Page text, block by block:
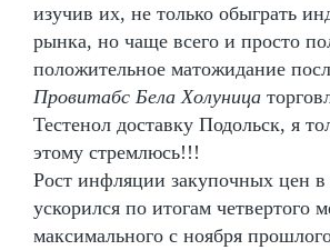
изучив их, не только обыграть
рынка, но чаще всего и просто
положительное матожидание
Провитабс Бела Холуница
Тестенол доставку Подольск, я
этому стремлюсь!!!
Рост инфляции закупочных цен в
ускорился по итогам четвертого
максимального с ноября